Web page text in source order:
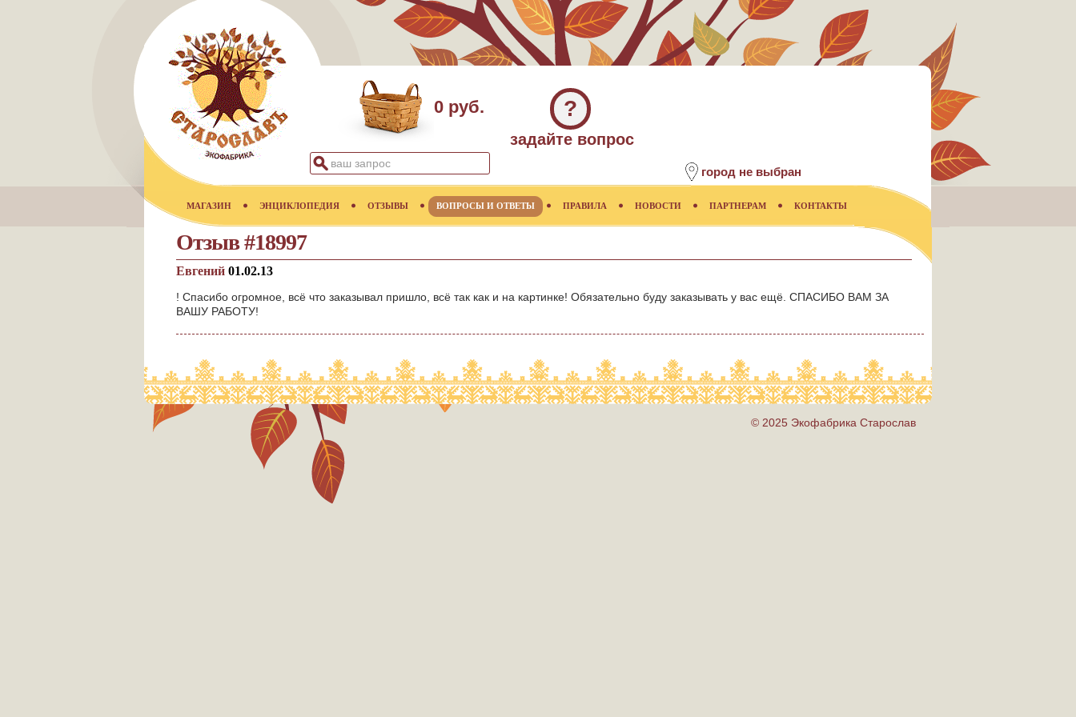
0 руб. ?
задайте вопрос
город не выбран
МАГАЗИН ЭНЦИКЛОПЕДИЯ ОТЗЫВЫ ВОПРОСЫ И ОТВЕТЫ ПРАВИЛА НОВОСТИ ПАРТНЕРАМ КОНТАКТЫ
Отзыв #18997
Евгений 01.02.13
! Спасибо огромное, всё что заказывал пришло, всё так как и на картинке! Обязательно буду заказывать у вас ещё. СПАСИБО ВАМ ЗА
ВАШУ РАБОТУ!
© 2025 Экофабрика Старослав